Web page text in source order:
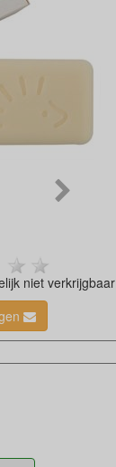
niet verkrijgbaar